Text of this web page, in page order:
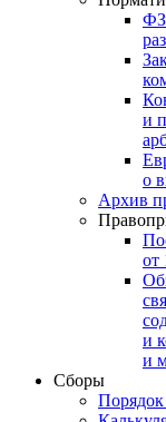
ФЗ
и
о
Архив
от
и
и
Сборы